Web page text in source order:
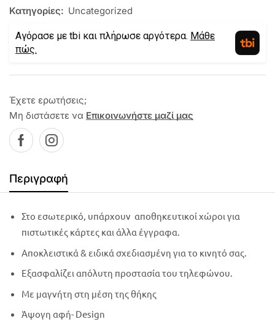
Κατηγορίες: Uncategorized
Αγόρασε με tbi και πλήρωσε αργότερα. Μάθε
πώς.
Έχετε ερωτήσεις;
Μη διστάσετε να Επικοινωνήστε μαζί μας
Περιγραφή
Στο εσωτερικό, υπάρχουν αποθηκευτικοί χώροι για
πιστωτικές κάρτες και άλλα έγγραφα.
Αποκλειστικά & ειδικά σχεδιασμένη για το κινητό σας.
Εξασφαλίζει απόλυτη προστασία του τηλεφώνου.
Με μαγνήτη στη μέση της θήκης
Άψογη αφή- Design